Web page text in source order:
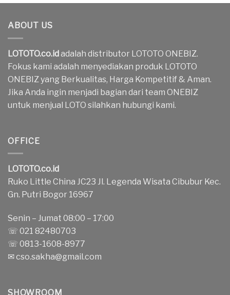
ABOUT US
LOTOTO.co.idadalah distributor LOTOTO ONEBIZ.
Fokus kami adalah menyediakan produk LOTOTO
ONEBIZ yang Berkualitas, Harga Kompetitif & Aman.
Jika Anda ingin menjadi bagian dari team ONEBIZ
untuk menjual LOTO silahkan hubungi kami.
OFFICE
LOTOTO.co.id
Ruko Little China JC23 Jl. Legenda Wisata Cibubur Kec.
Gn. Putri Bogor 16967
Senin – Jumat 08:00 – 17:00
☏ 021 82480703
☏ 0813-1608-8977
✉cso.sakha@gmail.com
SHOWROOM